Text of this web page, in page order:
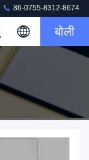
86-0755-8312-8674
बोली